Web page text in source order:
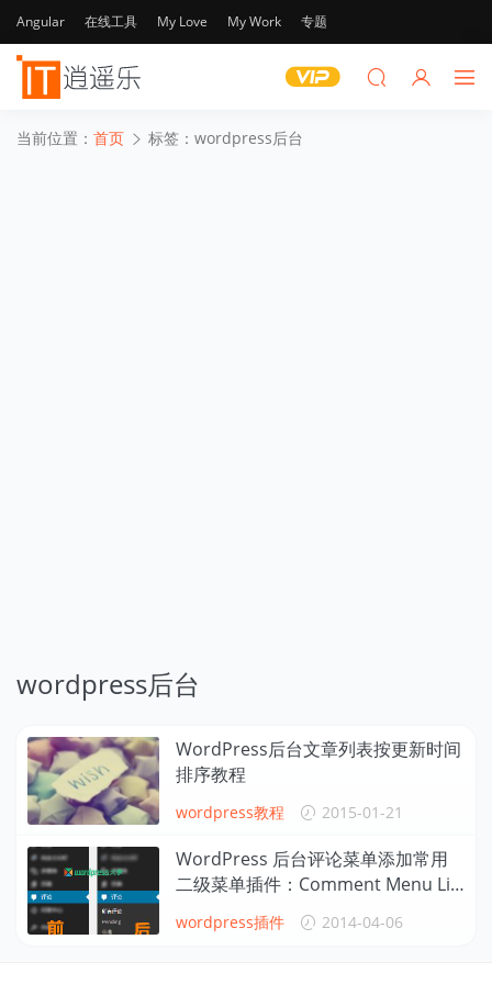
Angular 在线工具 My Love My Work 专题
当前位置： 首页 标签：wordpress后台
wordpress后台
WordPress后台文章列表按更新时间
排序教程
wordpress教程 2015-01-21
WordPress 后台评论菜单添加常用
二级菜单插件：Comment Menu Lin
wordpress插件 2014-04-06